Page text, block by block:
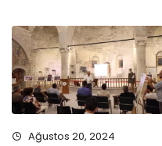
Ağustos 20, 2024